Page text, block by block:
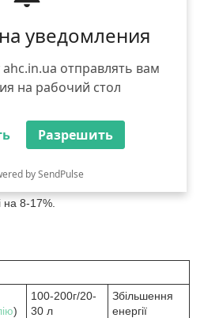
уведомления
отправлять вам
на рабочий стол
Разрешить
by SendPulse
стресів
1,5%
на 3-3,5%
8-17%.
)
100-200г/20-
30 л
Збільшення
енергії